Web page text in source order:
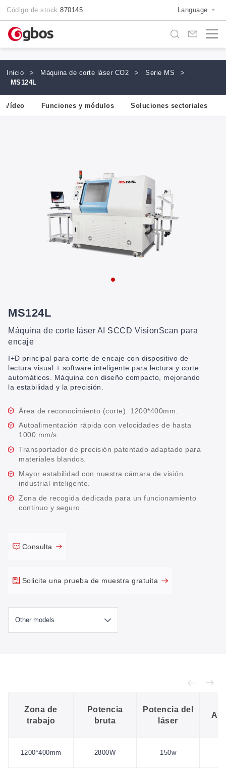
Código de stock:870145 Language
Inicio > Máquina de corte láser CO2 > Serie MS
>
MS124L
Vídeo Funciones y módulos Soluciones sectoriales
MS124L
Máquina de corte láser AI SCCD VisionScan para
encaje
I+D principal para corte de encaje con dispositivo de
lectura visual + software inteligente para lectura y corte
automáticos. Máquina con diseño compacto, mejorando
la estabilidad y la precisión.
Área de reconocimiento (corte): 1200*400mm.
Autoalimentación rápida con velocidades de hasta
1000 mm/s.
Transportador de precisión patentado adaptado para
materiales blandos.
Mayor estabilidad con nuestra cámara de visión
industrial inteligente.
Zona de recogida dedicada para un funcionamiento
continuo y seguro.
Consulta
Solicite una prueba de muestra gratuita
Zona de
trabajo
Potencia
bruta
Potencia del
láser
1200*400mm 2800W 150w